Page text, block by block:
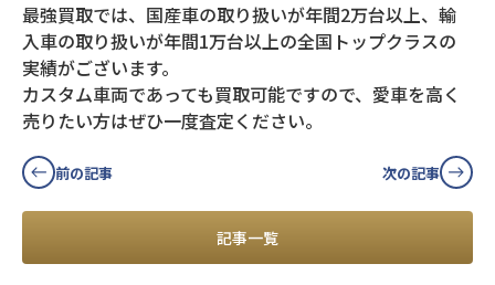
最強買取では、国産車の取り扱いが年間2万台以上、輸
入車の取り扱いが年間1万台以上の全国トップクラスの
実績がございます。
カスタム車両であっても買取可能ですので、愛車を高く
売りたい方はぜひ一度査定ください。
前の記事
記事一覧
次の記事